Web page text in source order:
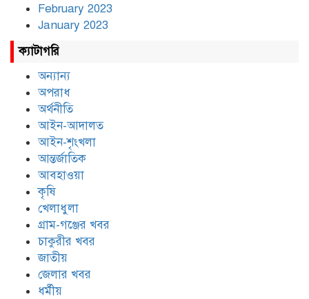
February 2023
January 2023
ক্যাটাগরি
অন্যান্য
অপরাধ
অর্থনীতি
আইন-আদালত
আইন-শৃংখলা
আন্তর্জাতিক
আবহাওয়া
কৃষি
খেলাধুলা
গ্রাম-গঞ্জের খবর
চাকুরীর খবর
জাতীয়
জেলার খবর
ধর্মীয়